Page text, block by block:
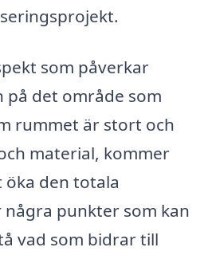
som påverkar
det område som
rummet är stort och
material, kommer
den totala
punkter som kan
vad som bidrar till